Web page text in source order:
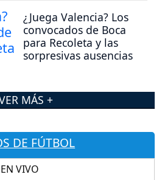
¿Juega Valencia? Los
convocados de Boca
para Recoleta y las
sorpresivas ausencias
MÁS +
DE FÚTBOL
VIVO